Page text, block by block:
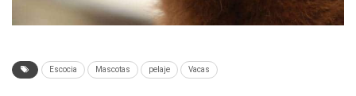
Escocia Mascotas pelaje Vacas